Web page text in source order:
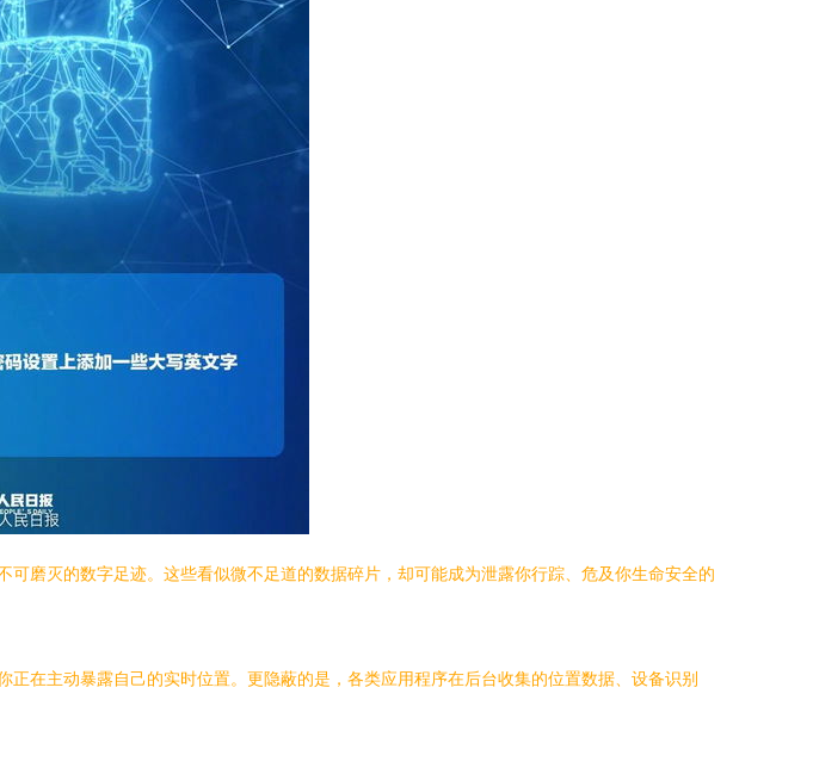
磨灭的数字足迹。这些看似微不足道的数据碎片，却可能成为泄露你行踪、危及你生命安全的
在主动暴露自己的实时位置。更隐蔽的是，各类应用程序在后台收集的位置数据、设备识别